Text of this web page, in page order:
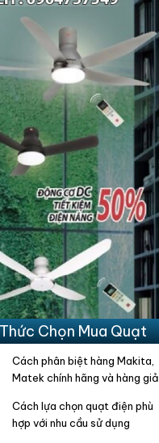
Chọn Mua Quạt
Cách phân biệt hàng Makita,
Matek chính hãng và hàng giả
Cách lựa chọn quạt điện phù
hợp với nhu cầu sử dụng